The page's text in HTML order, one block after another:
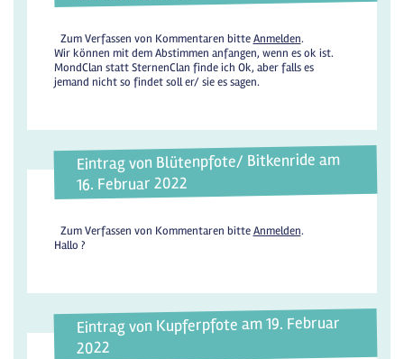
Zum Verfassen von Kommentaren bitteAnmelden.
Wir können mit dem Abstimmen anfangen, wenn es ok ist.
MondClan statt SternenClan finde ich Ok, aber falls es
jemand nicht so findet soll er/ sie es sagen.
Eintrag von Blütenpfote/ Bitkenride am
16. Februar 2022
Zum Verfassen von Kommentaren bitteAnmelden.
Hallo ?
Eintrag von Kupferpfote am 19. Februar
2022